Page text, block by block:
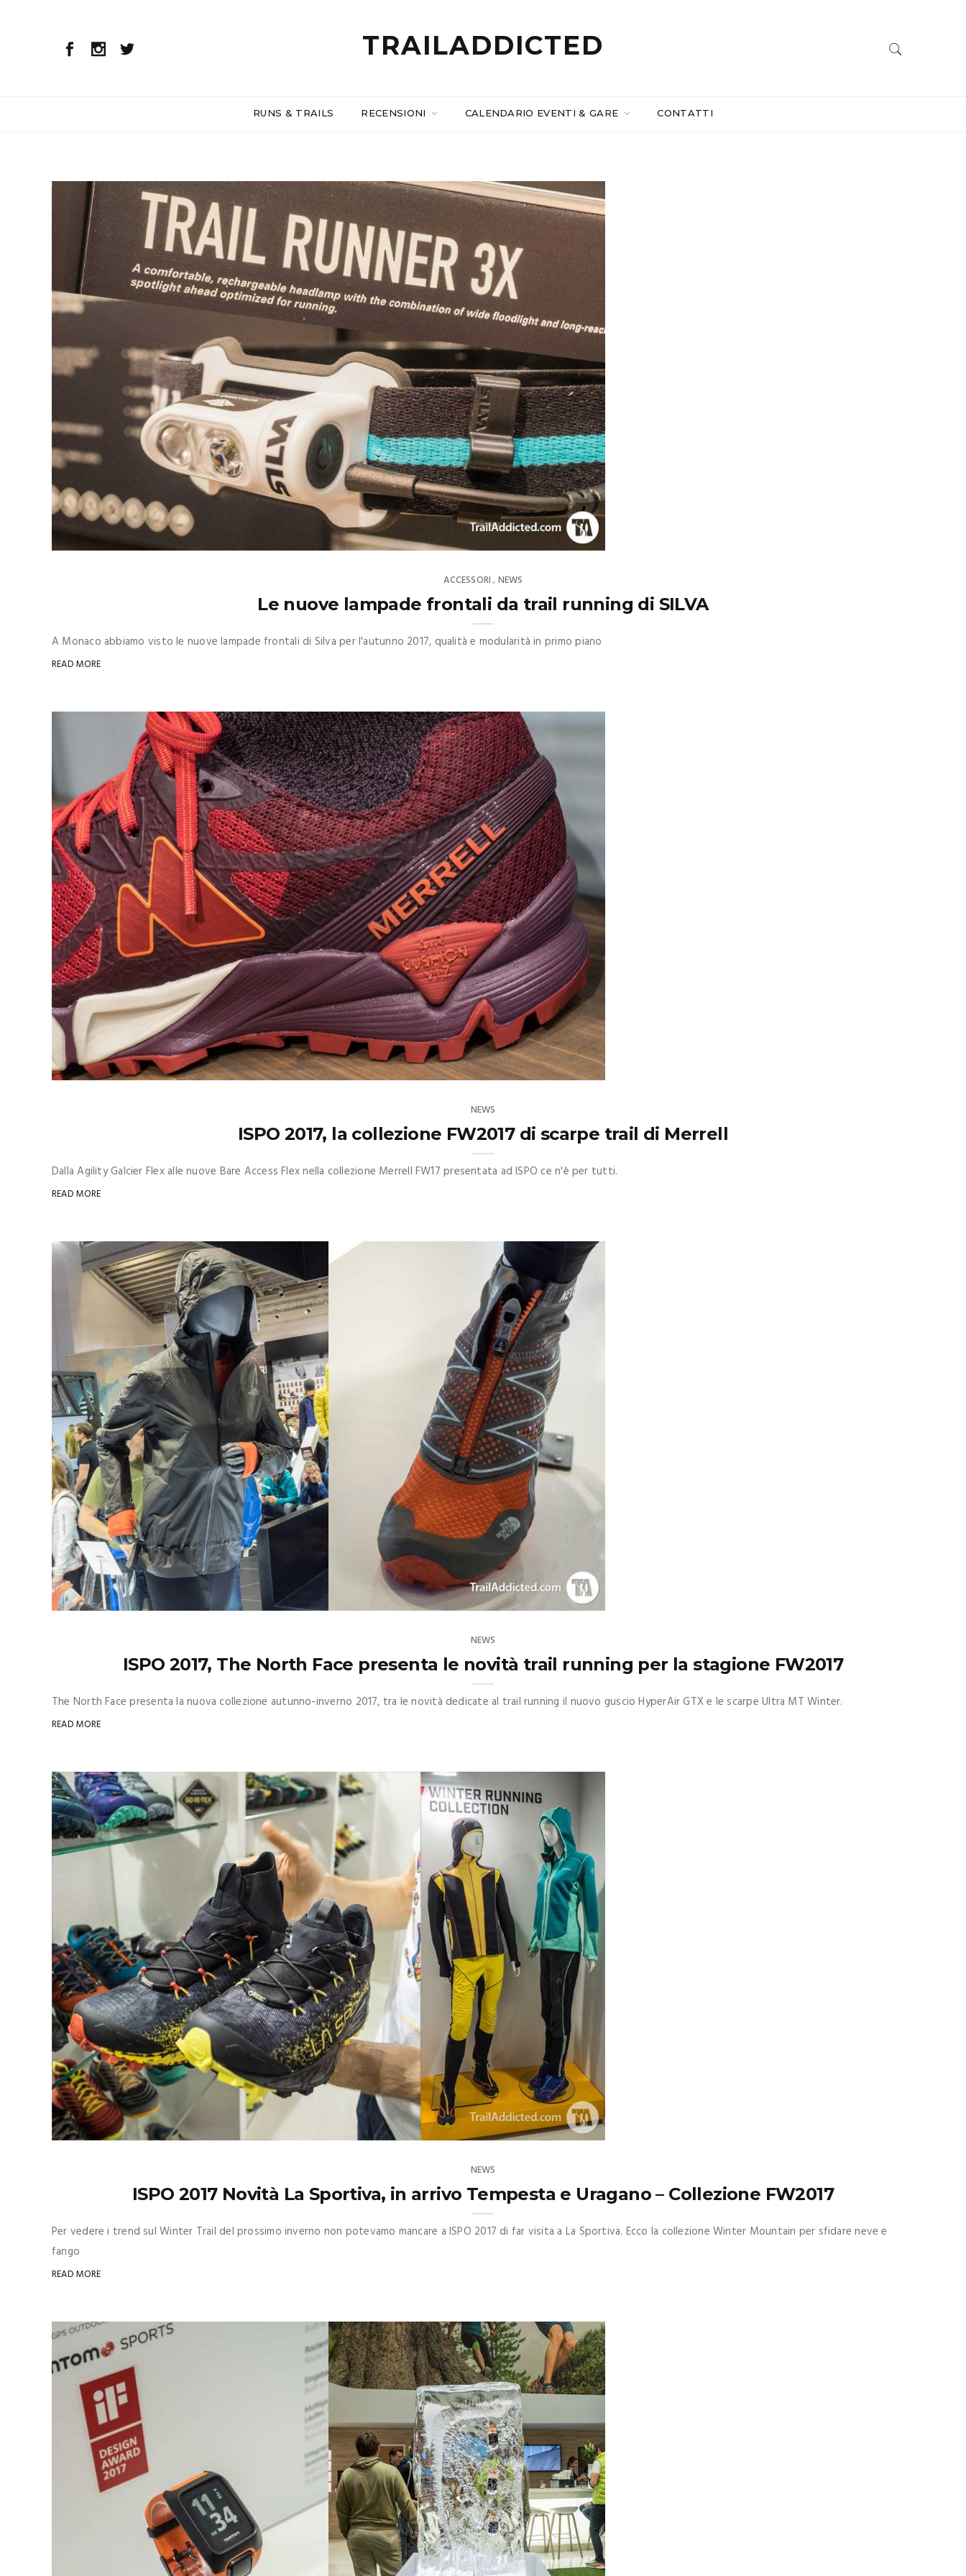
TRAILADDICTED
RUNS & TRAILS RECENSIONI CALENDARIO EVENTI & GARE CONTATTI
ACCESSORI , NEWS
Le nuove lampade frontali da trail running di SILVA
A Monaco abbiamo visto le nuove lampade frontali di Silva per l'autunno 2017, qualità e modularità in primo piano
READ MORE
NEWS
ISPO 2017, la collezione FW2017 di scarpe trail di Merrell
Dalla Agility Galcier Flex alle nuove Bare Access Flex nella collezione Merrell FW17 presentata ad ISPO ce n'è per tutti.
READ MORE
NEWS
ISPO 2017, The North Face presenta le novità trail running per la stagione FW2017
The North Face presenta la nuova collezione autunno-inverno 2017, tra le novità dedicate al trail running il nuovo guscio HyperAir GTX e le scarpe Ultra MT Winter.
READ MORE
NEWS
ISPO 2017 Novità La Sportiva, in arrivo Tempesta e Uragano – Collezione FW2017
Per vedere i trend sul Winter Trail del prossimo inverno non potevamo mancare a ISPO 2017 di far visita a La Sportiva. Ecco la collezione Winter Mountain per sfidare neve e
fango
READ MORE